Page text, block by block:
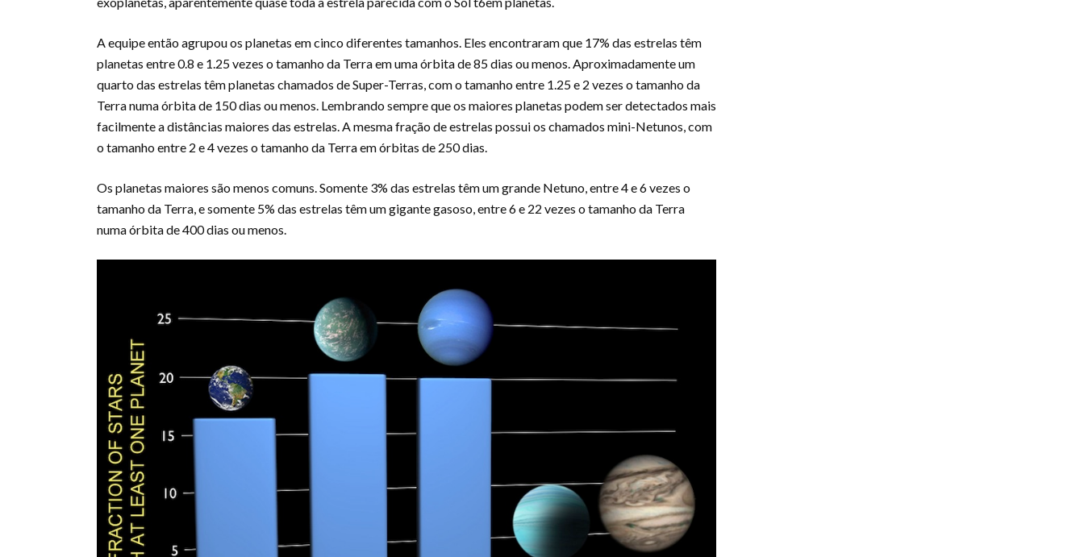
A equipe então agrupou os planetas em cinco diferentes tamanhos. Eles encontraram que 17% das estrelas têm
planetas entre 0.8 e 1.25 vezes o tamanho da Terra em uma órbita de 85 dias ou menos. Aproximadamente um
quarto das estrelas têm planetas chamados de Super-Terras, com o tamanho entre 1.25 e 2 vezes o tamanho da
Terra numa órbita de 150 dias ou menos. Lembrando sempre que os maiores planetas podem ser detectados mais
facilmente a distâncias maiores das estrelas. A mesma fração de estrelas possui os chamados mini-Netunos, com
o tamanho entre 2 e 4 vezes o tamanho da Terra em órbitas de 250 dias.
Os planetas maiores são menos comuns. Somente 3% das estrelas têm um grande Netuno, entre 4 e 6 vezes o
tamanho da Terra, e somente 5% das estrelas têm um gigante gasoso, entre 6 e 22 vezes o tamanho da Terra
numa órbita de 400 dias ou menos.